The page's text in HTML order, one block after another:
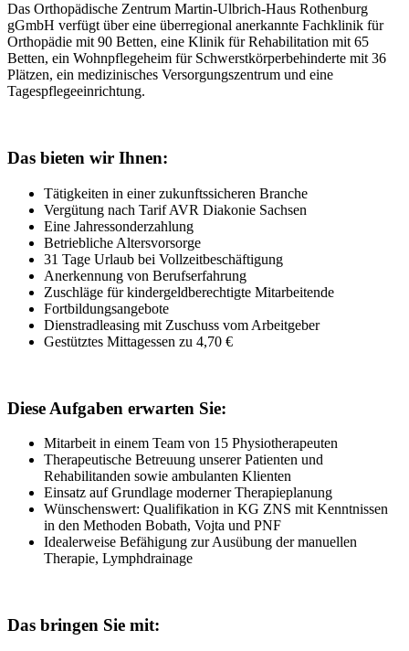
Das Orthopädische Zentrum Martin-Ulbrich-Haus Rothenburg
gGmbH verfügt über eine überregional anerkannte Fachklinik für
Orthopädie mit 90 Betten, eine Klinik für Rehabilitation mit 65
Betten, ein Wohnpflegeheim für Schwerstkörperbehinderte mit 36
Plätzen, ein medizinisches Versorgungszentrum und eine
Tagespflegeeinrichtung.
Das bieten wir Ihnen:
Tätigkeiten in einer zukunftssicheren Branche
Vergütung nach Tarif AVR Diakonie Sachsen
Eine Jahressonderzahlung
Betriebliche Altersvorsorge
31 Tage Urlaub bei Vollzeitbeschäftigung
Anerkennung von Berufserfahrung
Zuschläge für kindergeldberechtigte Mitarbeitende
Fortbildungsangebote
Dienstradleasing mit Zuschuss vom Arbeitgeber
Gestütztes Mittagessen zu 4,70 €
Diese Aufgaben erwarten Sie:
Mitarbeit in einem Team von 15 Physiotherapeuten
Therapeutische Betreuung unserer Patienten und
Rehabilitanden sowie ambulanten Klienten
Einsatz auf Grundlage moderner Therapieplanung
Wünschenswert: Qualifikation in KG ZNS mit Kenntnissen
in den Methoden Bobath, Vojta und PNF
Idealerweise Befähigung zur Ausübung der manuellen
Therapie, Lymphdrainage
Das bringen Sie mit: